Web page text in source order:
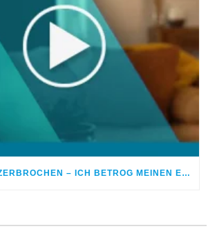
VERTRAUEN ZERBROCHEN – ICH BETROG MEINEN EHEPARTNER